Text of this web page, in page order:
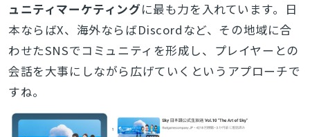
ュニティマーケティングに最も力を入れています。日
本ならばX、海外ならばDiscordなど、その地域に合
わせたSNSでコミュニティを形成し、プレイヤーとの
会話を大事にしながら広げていくというアプローチで
すね。